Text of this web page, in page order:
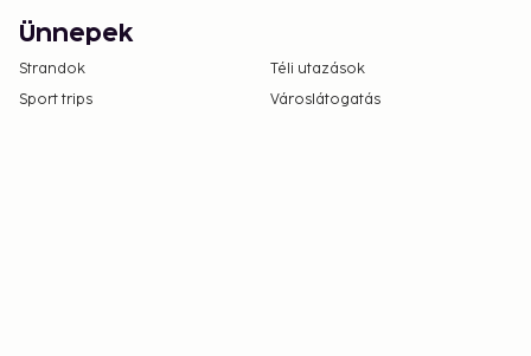
Ünnepek
Strandok
Téli utazások
Sport trips
Városlátogatás